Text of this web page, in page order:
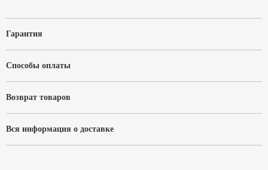
Гарантия
Способы оплаты
Возврат товаров
Вся информация о доставке